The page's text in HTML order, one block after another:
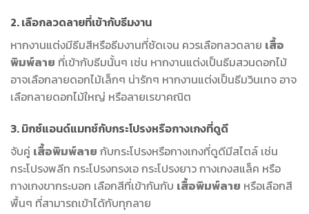
2. เลือกลวดลายที่เข้ากับธีมงาน
หากงานแต่งมีธีมสีหรือธีมงานที่ชัดเจน ควรเลือกลวดลาย เสื้อ
พิมพ์ลาย ที่เข้ากับธีมนั้นๆ เช่น หากงานแต่งเป็นธีมสวนดอกไม้
อาจเลือกลายดอกไม้เล็กๆ น่ารักๆ หากงานแต่งเป็นธีมวินเทจ อาจ
เลือกลายดอกไม้ใหญ่ หรือลายเรขาคณิต
3. มิกซ์แอนด์แมทช์กับกระโปรงหรือกางเกงที่ดูดี
จับคู่ เสื้อพิมพ์ลาย กับกระโปรงหรือกางเกงที่ดูดีมีสไตล์ เช่น
กระโปรงพลีท กระโปรงทรงเอ กระโปรงยาว กางเกงสแล็ค หรือ
กางเกงขากระบอก เลือกสีที่เข้ากันกับ เสื้อพิมพ์ลาย หรือเลือกสี
พื้นๆ ที่สามารถเข้าได้กับทุกลาย